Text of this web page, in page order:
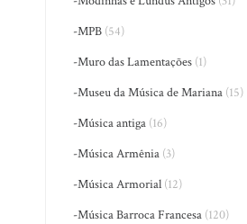
-MPB (54)
-Muro das Lamentações (1)
-Museu da Música de Mariana (15)
-Música antiga (16)
-Música Armênia (3)
-Música Armorial (12)
-Música Barroca Francesa (120)